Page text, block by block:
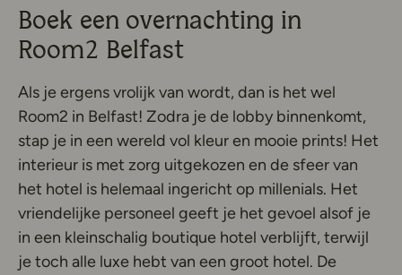
Boek een overnachting in
Room2 Belfast
Als je ergens vrolijk van wordt, dan is het wel
Room2 in Belfast! Zodra je de lobby binnenkomt,
stap je in een wereld vol kleur en mooie prints! Het
interieur is met zorg uitgekozen en de sfeer van
het hotel is helemaal ingericht op millenials. Het
vriendelijke personeel geeft je het gevoel alsof je
in een kleinschalig boutique hotel verblijft, terwijl
je toch alle luxe hebt van een groot hotel. De